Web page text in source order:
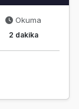
Okuma
2 dakika